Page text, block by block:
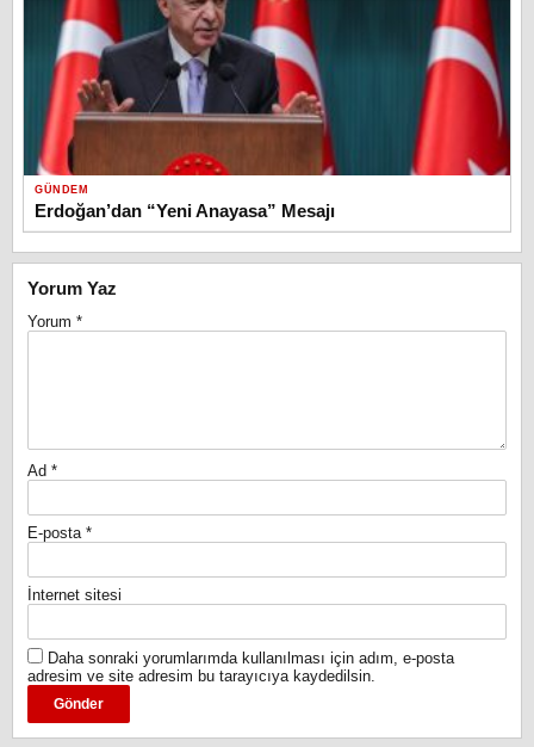
GÜNDEM
Erdoğan’dan “Yeni Anayasa” Mesajı
Yorum Yaz
Yorum *
Ad *
E-posta *
İnternet sitesi
Daha sonraki yorumlarımda kullanılması için adım, e-posta
adresim ve site adresim bu tarayıcıya kaydedilsin.